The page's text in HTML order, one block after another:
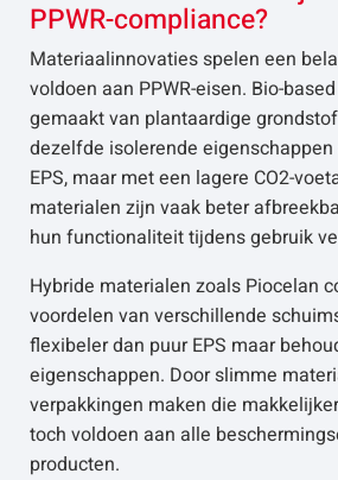
PPWR-compliance?
Materiaalinnovaties spelen een
voldoen aan PPWR-eisen. Bio-
gemaakt van plantaardige
dezelfde isolerende
EPS, maar met een lagere CO2-
materialen zijn vaak beter
hun functionaliteit tijdens gebruik
Hybride materialen zoals Piocelan
voordelen van verschillende
flexibeler dan puur EPS maar
eigenschappen. Door slimme
verpakkingen maken die
toch voldoen aan alle
producten.